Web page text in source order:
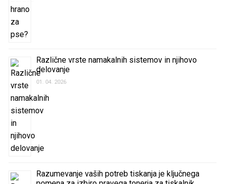
Različne vrste namakalnih sistemov in njihovo
delovanje
01. 04. 2026
Razumevanje vaših potreb tiskanja je ključnega